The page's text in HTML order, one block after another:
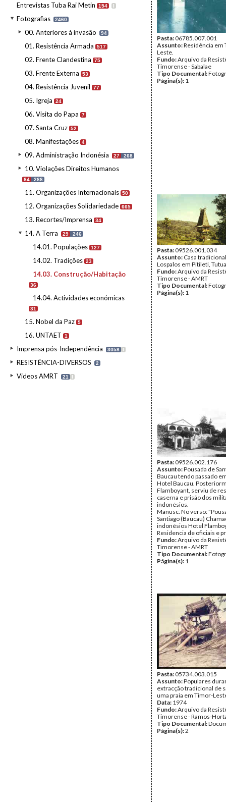
Entrevistas Tuba Rai Metin 154 I
Fotografias 2460
00. Anteriores à invasão 94
01. Resistência Armada 517
02. Frente Clandestina 75
03. Frente Externa 53
04. Resistência Juvenil 77
05. Igreja 24
06. Visita do Papa 7
07. Santa Cruz 52
08. Manifestações 4
09. Administração Indonésia 27 268
10. Violações Direitos Humanos
84 288
11. Organizações Internacionais 50
12. Organizações Solidariedade 665
13. Recortes/Imprensa 34
14. A Terra 29 246
14.01. Populações 127
14.02. Tradições 23
14.03. Construção/Habitação
36
14.04. Actividades económicas
31
15. Nobel da Paz 5
16. UNTAET 1
Imprensa pós-Independência 3058 I
RESISTÊNCIA-DIVERSOS 2
Videos AMRT 21 I
Pasta:06785.007.001
Assunto:Residência em
Leste.
Fundo:Arquivo da
Timorense - Sabalae
Tipo Documental:
Página(s): 1
Pasta:09526.001.034
Assunto: Casa
Lospalos em Pitileti,
Fundo:Arquivo da
Timorense - AMRT
Tipo Documental:
Página(s): 1
Pasta:09526.002.176
Assunto:Pousada de
Baucau tendo passado
Hotel Baucau.
Flamboyant, serviu de
caserna e prisão dos
indonésios.
Manusc. No verso:
Santiago (Baucau)
indonésios Hotel
Residencia de oficiais e
Fundo:Arquivo da
Timorense - AMRT
Tipo Documental:
Página(s): 1
Pasta:05734.003.015
Assunto:Populares
extracção tradicional de
uma praia em Timor-
Data: 1974
Fundo:Arquivo da
Timorense - Ramos-
Tipo Documental:
Página(s):2